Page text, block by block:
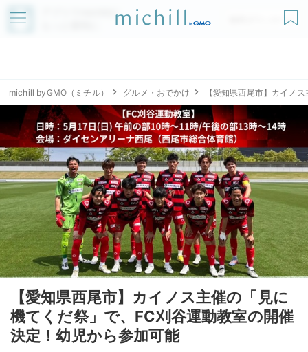
アプリでmichillが
無料ダウンロード
michill byGMO（ミチル） グルメ・おでかけ 【愛知県西尾市】カイノ
【愛知県西尾市】カイノス主催の「見に
機てくだ祭」で、FC刈谷運動教室の開催
決定！幼児から参加可能